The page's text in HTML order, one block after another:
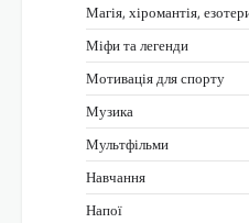
Магія, хіромантія,
Міфи та легенди
Мотивація для спорту
Музика
Мультфільми
Навчання
Напої